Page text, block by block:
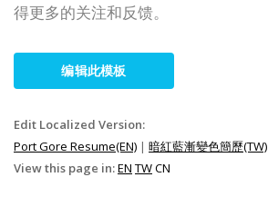
得更多的关注和反馈。
编辑此模板
Edit Localized Version:
Port Gore Resume(EN) | 暗紅藍漸變色簡歷(TW)
View this page in:EN TWCN